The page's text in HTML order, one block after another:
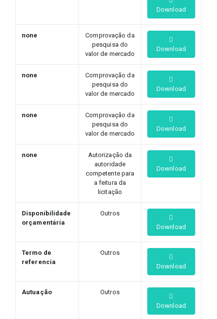
Download
none
Comprovação da
pesquisa do
valor de mercado
Download
none
Comprovação da
pesquisa do
valor de mercado
Download
none
Comprovação da
pesquisa do
valor de mercado
Download
none
Autorização da
autoridade
competente para
a feitura da
licitação
Download
Disponibilidade
orçamentária
Outros
Download
Termo de
referencia
Outros
Download
Autuação
Outros
Download